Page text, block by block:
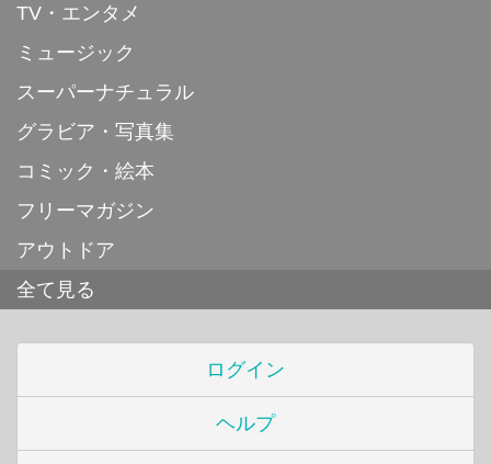
TV・エンタメ
ミュージック
スーパーナチュラル
グラビア・写真集
コミック・絵本
フリーマガジン
アウトドア
全て見る
ログイン
ヘルプ